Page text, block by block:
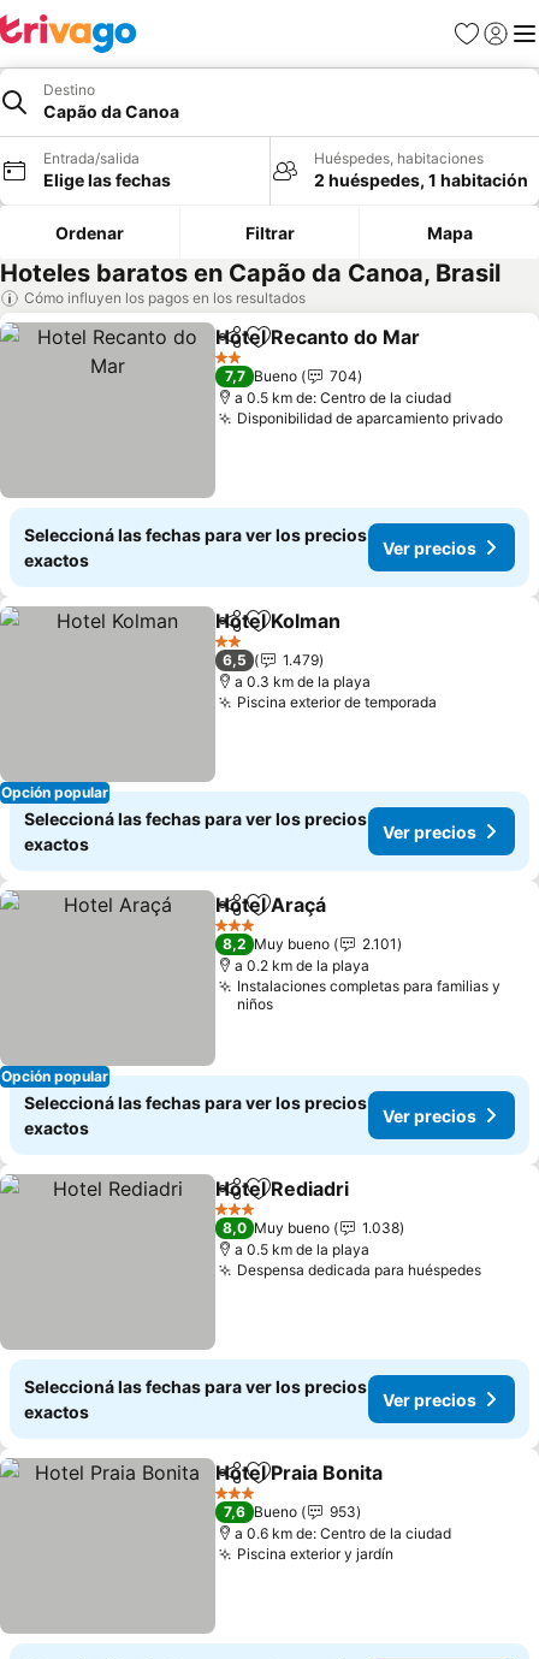
Favoritos
Iniciar
Destino
Capão da Canoa
Entrada/salida
Elige las fechas
Huéspedes, habitaciones
2 huéspedes, 1 habitación
Ordenar Filtrar Mapa
Hoteles baratos en Capão da Canoa, Brasil
Cómo influyen los pagos en los resultados
CompartirAñadir a favoritos
Hotel Recanto do Mar
2 Estrellas
7,7 Bueno
704
a 0.5 km de: Centro de la ciudad
Disponibilidad de aparcamiento privado
Seleccioná las fechas para ver los precios
exactos
Ver precios
Opción popular
CompartirAñadir a favoritos
Hotel Kolman
2 Estrellas
6,5
1.479
a 0.3 km de la playa
Piscina exterior de temporada
Seleccioná las fechas para ver los precios
exactos
Ver precios
Opción popular
CompartirAñadir a favoritos
Hotel Araçá
3 Estrellas
8,2 Muy bueno
2.101
a 0.2 km de la playa
Instalaciones completas para familias y
niños
Seleccioná las fechas para ver los precios
exactos
Ver precios
CompartirAñadir a favoritos
Hotel Rediadri
3 Estrellas
8,0 Muy bueno
1.038
a 0.5 km de la playa
Despensa dedicada para huéspedes
Seleccioná las fechas para ver los precios
exactos
Ver precios
CompartirAñadir a favoritos
Hotel Praia Bonita
3 Estrellas
7,6 Bueno
953
a 0.6 km de: Centro de la ciudad
Piscina exterior y jardín